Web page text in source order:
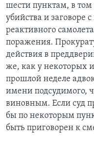
шести пунктам, в том
убийства и заговоре
реактивного
поражения.
действия в
же, как у некоторых
прошлой неделе
имени подсудимого,
виновным. Если суд
бы по некоторым
быть приговорен к